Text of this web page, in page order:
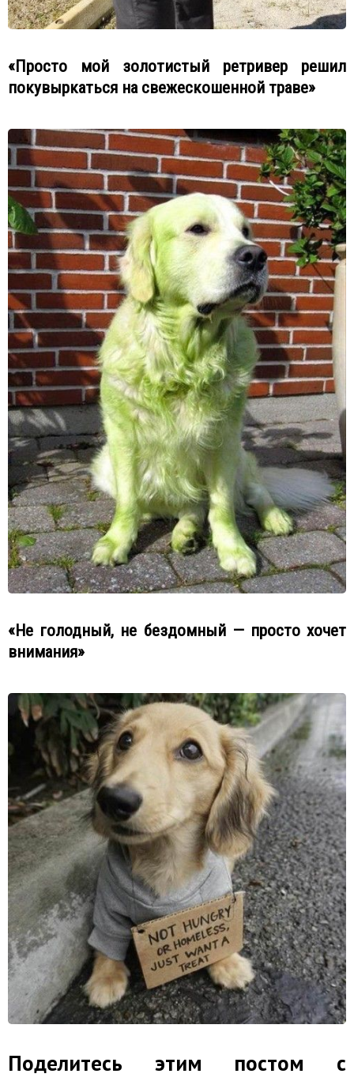
«Просто мой золотистый ретривер решил
покувыркаться на свежескошенной траве»
«Не голодный, не бездомный — просто хочет
внимания»
Поделитесь этим постом с